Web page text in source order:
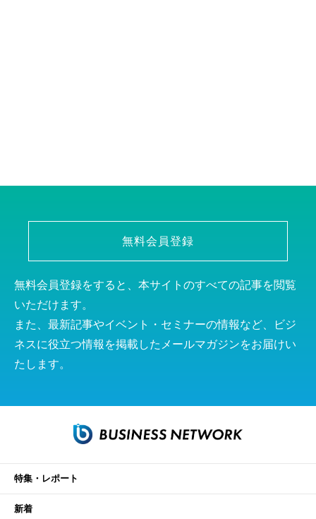
無料会員登録
無料会員登録をすると、本サイトのすべての記事を閲覧
いただけます。
また、最新記事やイベント・セミナーの情報など、ビジ
ネスに役立つ情報を掲載したメールマガジンをお届けい
たします。
特集・レポート
新着